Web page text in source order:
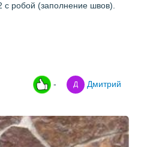
робой (заполнение швов).
- Дмитрий